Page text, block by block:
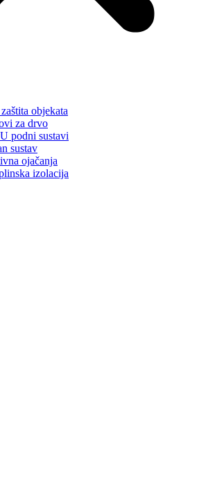
objekata
za drvo
podni sustavi
sustav
ojačanja
izolacija